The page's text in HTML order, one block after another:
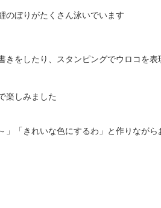
のぼりがたくさん泳いでいます
きをしたり、スタンピングでウロコを
楽しみました
」「きれいな色にするわ」と作りながら